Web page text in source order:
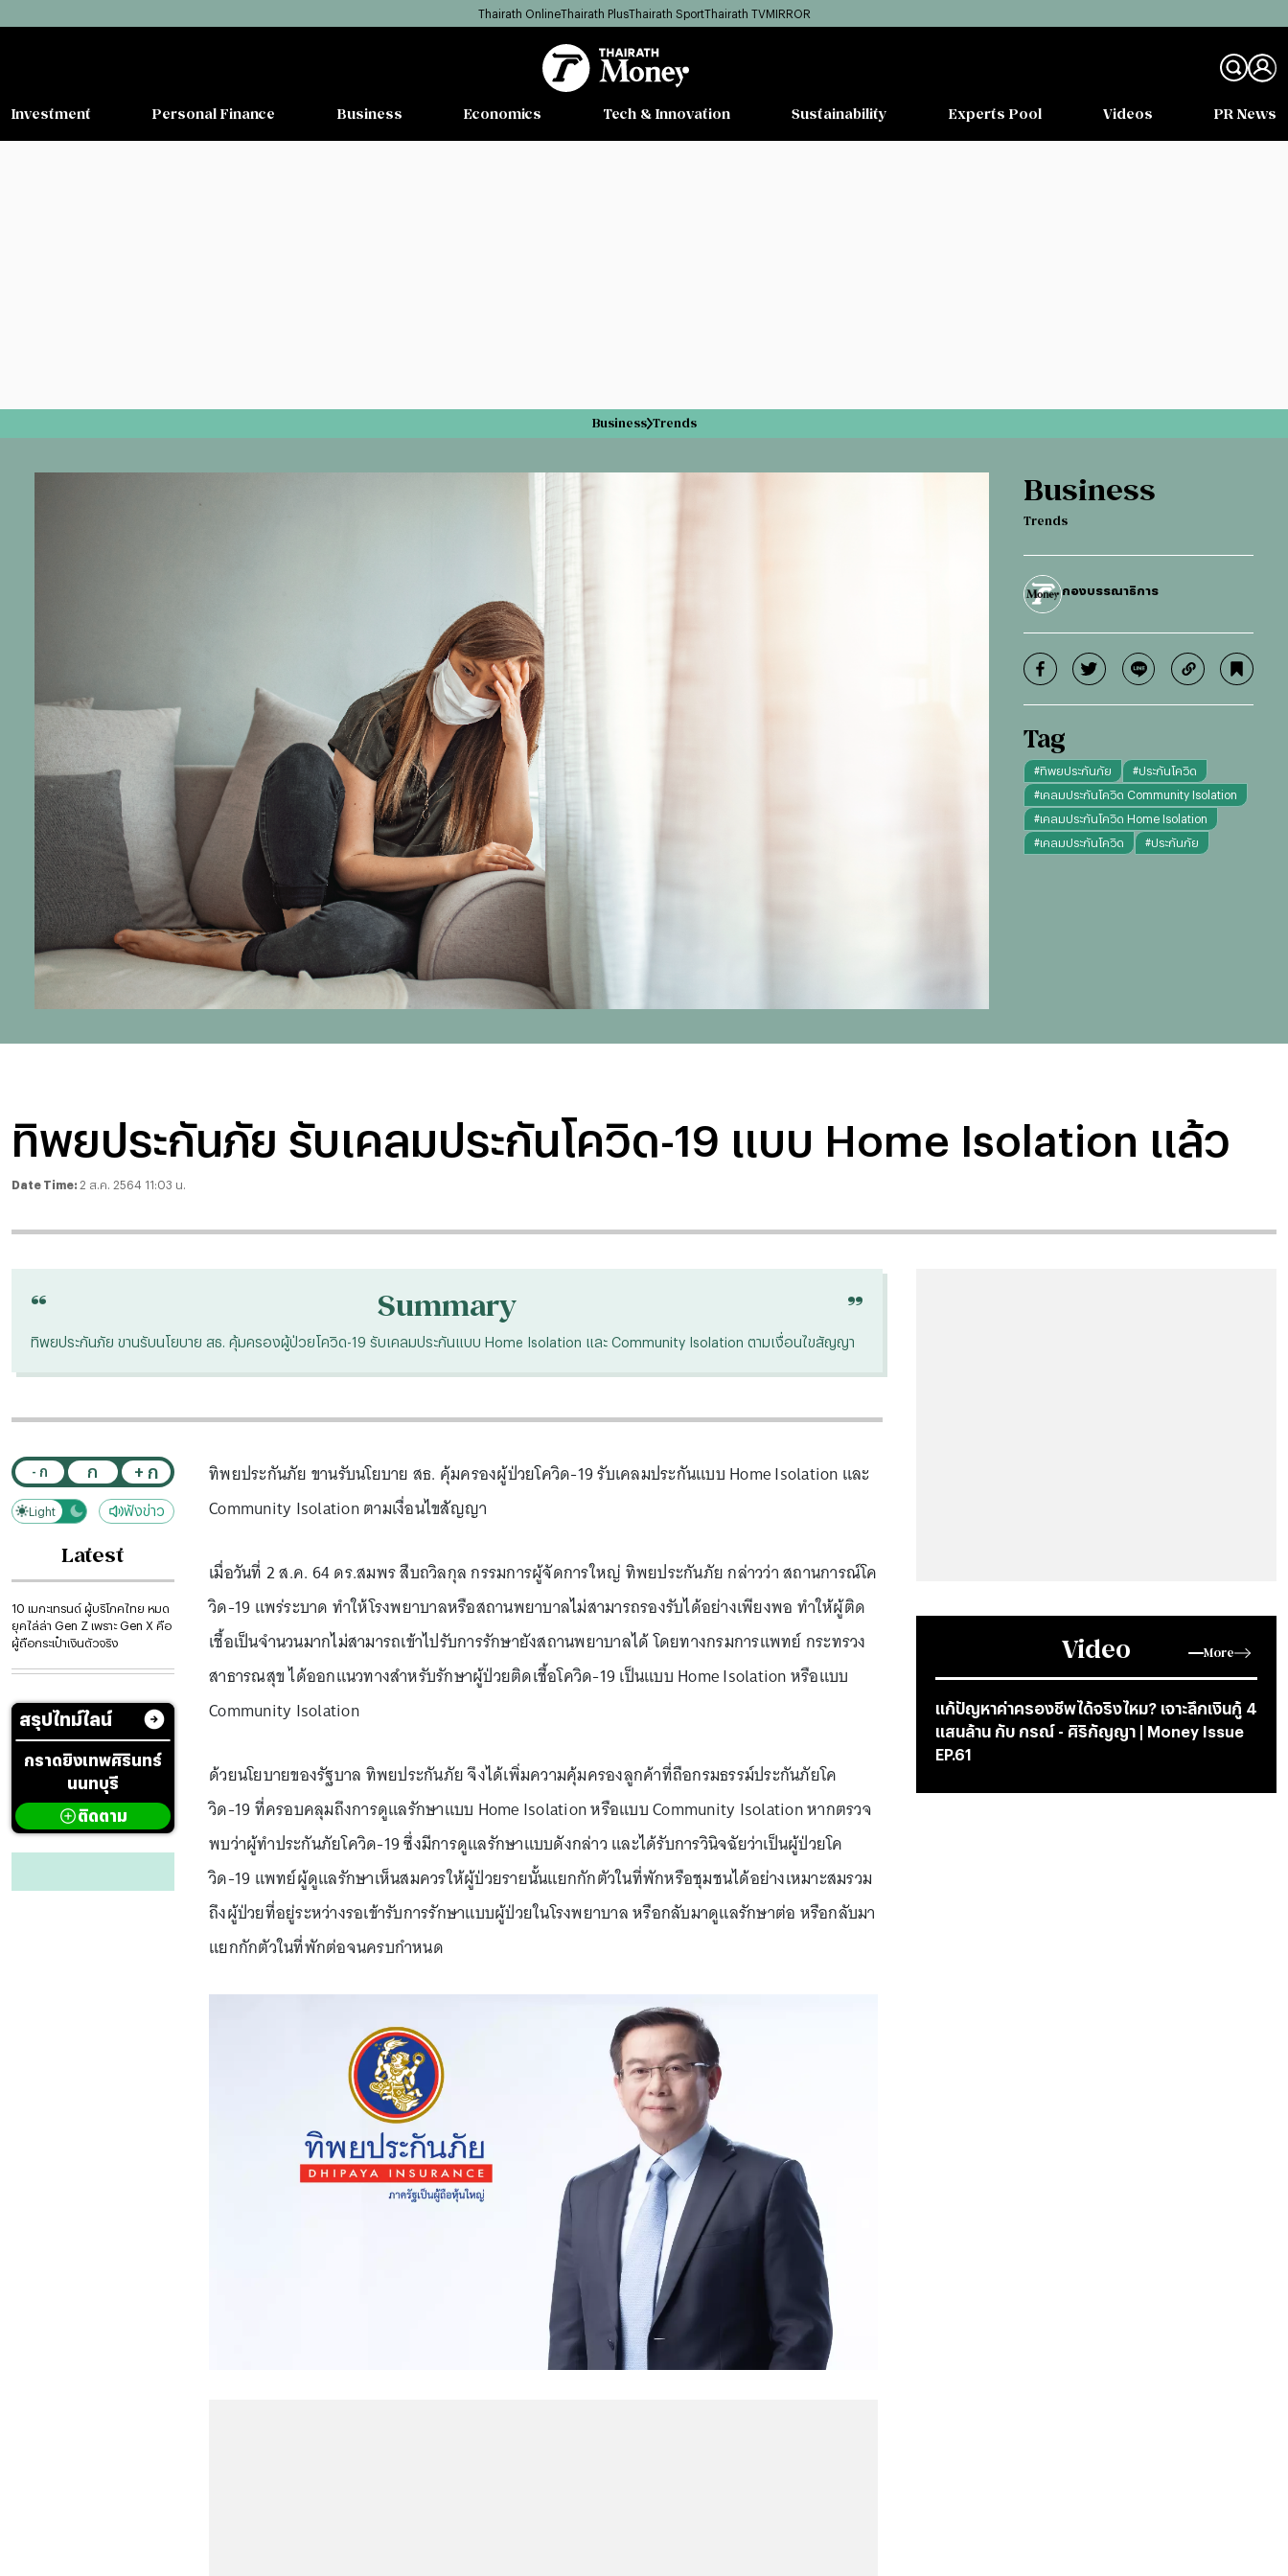
Thairath OnlineThairath PlusThairath SportThairath TVMIRROR
Investment Personal Finance Business Economics Tech & Innovation Sustainability Experts Pool Videos PR News
Business Trends
Business
Trends
กองบรรณาธิการ
Tag
#ทิพยประกันภัย #ประกันโควิด
#เคลมประกันโควิด Community Isolation
#เคลมประกันโควิด Home Isolation
#เคลมประกันโควิด #ประกันภัย
ทิพยประกันภัย รับเคลมประกันโควิด-19 แบบ Home Isolation แล้ว
Date Time: 2 ส.ค. 2564 11:03 น.
Video More
แก้ปัญหาค่าครองชีพได้จริงไหม? เจาะลึกเงินกู้ 4
แสนล้าน กับ กรณ์ - ศิริกัญญา | Money Issue
EP.61
“ Summary “
ทิพยประกันภัย ขานรับนโยบาย สธ. คุ้มครองผู้ป่วยโควิด-19 รับเคลมประกันแบบ Home Isolation และ Community Isolation ตามเงื่อนไขสัญญา
- ก ก + ก
Dark
Light ฟังข่าว
Latest
10 เมกะเทรนด์ ผู้บริโภคไทย หมด
ยุคไล่ล่า Gen Z เพราะ Gen X คือ
ผู้ถือกระเป๋าเงินตัวจริง
สรุปไทม์ไลน์
กราดยิงเทพศิรินทร์
นนทบุรี
ติดตาม
ทิพยประกันภัย ขานรับนโยบาย สธ. คุ้มครองผู้ป่วยโควิด-19 รับเคลมประกันแบบ Home Isolation และ
Community Isolation ตามเงื่อนไขสัญญา
เมื่อวันที่ 2 ส.ค. 64 ดร.สมพร สืบถวิลกุล กรรมการผู้จัดการใหญ่ ทิพยประกันภัย กล่าวว่า สถานการณ์โค
วิด-19 แพร่ระบาด ทำให้โรงพยาบาลหรือสถานพยาบาลไม่สามารถรองรับได้อย่างเพียงพอ ทำให้ผู้ติด
เชื้อเป็นจำนวนมากไม่สามารถเข้าไปรับการรักษายังสถานพยาบาลได้ โดยทางกรมการแพทย์ กระทรวง
สาธารณสุข ได้ออกแนวทางสำหรับรักษาผู้ป่วยติดเชื้อโควิด-19 เป็นแบบ Home Isolation หรือแบบ
Community Isolation
ด้วยนโยบายของรัฐบาล ทิพยประกันภัย จึงได้เพิ่มความคุ้มครองลูกค้าที่ถือกรมธรรม์ประกันภัยโค
วิด-19 ที่ครอบคลุมถึงการดูแลรักษาแบบ Home Isolation หรือแบบ Community Isolation หากตรวจ
พบว่าผู้ทำประกันภัยโควิด-19 ซึ่งมีการดูแลรักษาแบบดังกล่าว และได้รับการวินิจฉัยว่าเป็นผู้ป่วยโค
วิด-19 แพทย์ผู้ดูแลรักษาเห็นสมควรให้ผู้ป่วยรายนั้นแยกกักตัวในที่พักหรือชุมชนได้อย่างเหมาะสมรวม
ถึงผู้ป่วยที่อยู่ระหว่างรอเข้ารับการรักษาแบบผู้ป่วยในโรงพยาบาล หรือกลับมาดูแลรักษาต่อ หรือกลับมา
แยกกักตัวในที่พักต่อจนครบกำหนด